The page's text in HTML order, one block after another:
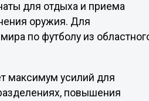
для отдыха и приема
оружия. Для
по футболу из
максимум усилий для
повышения